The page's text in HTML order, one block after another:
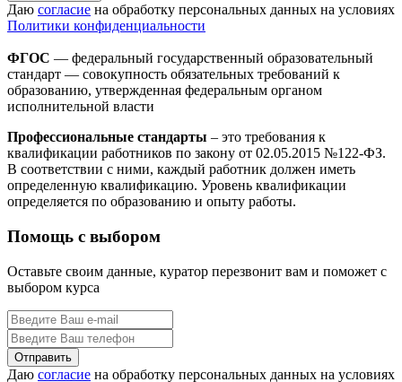
Даю согласие на обработку персональных данных на условиях
Политики конфиденциальности
ФГОС — федеральный государственный образовательный
стандарт — совокупность обязательных требований к
образованию, утвержденная федеральным органом
исполнительной власти
Профессиональные стандарты – это требования к
квалификации работников по закону от 02.05.2015 №122-ФЗ.
В соответствии с ними, каждый работник должен иметь
определенную квалификацию. Уровень квалификации
определяется по образованию и опыту работы.
Помощь с выбором
Оставьте своим данные, куратор перезвонит вам и поможет с
выбором курса
Даю согласие на обработку персональных данных на условиях